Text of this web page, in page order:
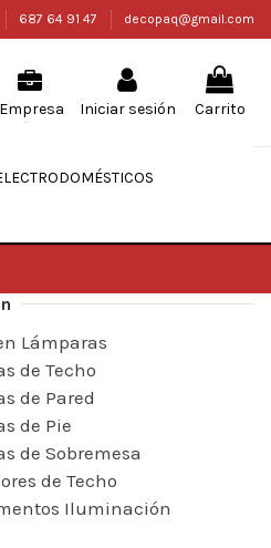
687 64 91 47 decopaq@gmail.com
Empresa Iniciar sesión Carrito
Lámparas
de Techo
de Pared
de Pie
de Sobremesa
de Techo
Iluminación